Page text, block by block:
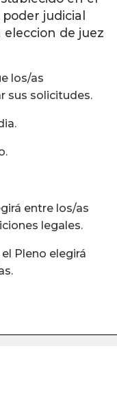
judicial
eleccion de juez
los/as
sus solicitudes.
entre los/as
legales.
Pleno elegirá